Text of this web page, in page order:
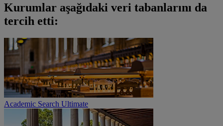
Kurumlar aşağıdaki veri tabanlarını da
tercih etti:
Academic Search Ultimate